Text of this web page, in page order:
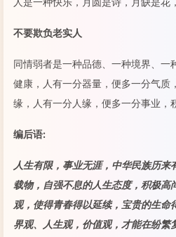
不要欺负老实人
同情弱者是一种品德、一种境界、一
健康，人有一分器量，便多一分气质
缘，人有一分人缘，便多一分事业，
编后语:
人生有限，事业无涯，中华民族历
载物，自强不息的人生态度，积极高
观，使得青春得以延续，宝贵的生命
界观、人生观，价值观，才能在纷繁